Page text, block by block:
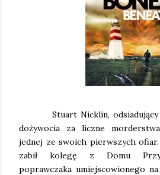
Stuart Nicklin, odsiadujący
dożywocia za liczne
jednej ze swoich pierwszych
zabił kolegę z Domu
poprawczaka umiejscowionego